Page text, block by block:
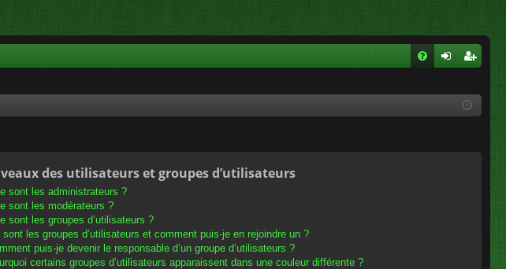
cri
des utilisateurs et groupes d’utilisateurs
sont les administrateurs ?
sont les modérateurs ?
sont les groupes d’utilisateurs ?
sont les groupes d’utilisateurs et comment puis-je en rejoindre un ?
puis-je devenir le responsable d’un groupe d’utilisateurs ?
certains groupes d’utilisateurs apparaissent dans une couleur différente ?